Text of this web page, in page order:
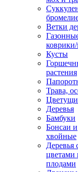
Ветки
Кусты
растения
Трава,
Деревья
Бамбуки
Бонсаи и
хвойные
Деревья
цветами
плодами